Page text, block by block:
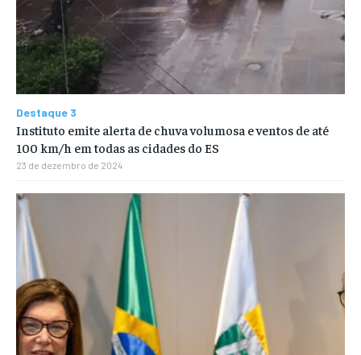
Destaque 3
Instituto emite alerta de chuva volumosa e ventos de até
100 km/h em todas as cidades do ES
23 de dezembro de 2024